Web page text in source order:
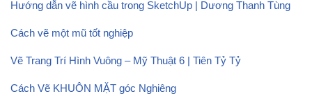
Hướng dẫn vẽ hình cầu trong SketchUp | Dương Thanh Tùng
Cách vẽ một mũ tốt nghiệp
Vẽ Trang Trí Hình Vuông – Mỹ Thuật 6 | Tiên Tỷ Tỷ
Cách Vẽ KHUÔN MẶT góc Nghiêng